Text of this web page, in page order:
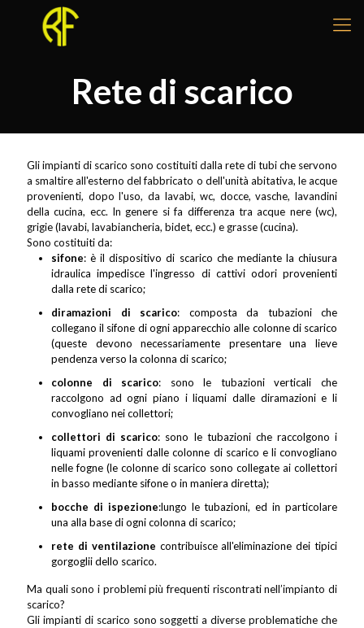
Rete di scarico
Gli impianti di scarico sono costituiti dalla rete di tubi che servono
a smaltire all'esterno del fabbricato o dell'unità abitativa, le acque
provenienti, dopo l'uso, da lavabi, wc, docce, vasche, lavandini
della cucina, ecc. In genere si fa differenza tra acque nere (wc),
grigie (lavabi, lavabiancheria, bidet, ecc.) e grasse (cucina).
Sono costituiti da:
sifone: è il dispositivo di scarico che mediante la chiusura
idraulica impedisce l'ingresso di cattivi odori provenienti
dalla rete di scarico;
diramazioni di scarico: composta da tubazioni che
collegano il sifone di ogni apparecchio alle colonne di scarico
(queste devono necessariamente presentare una lieve
pendenza verso la colonna di scarico;
colonne di scarico: sono le tubazioni verticali che
raccolgono ad ogni piano i liquami dalle diramazioni e li
convogliano nei collettori;
collettori di scarico: sono le tubazioni che raccolgono i
liquami provenienti dalle colonne di scarico e li convogliano
nelle fogne (le colonne di scarico sono collegate ai collettori
in basso mediante sifone o in maniera diretta);
bocche di ispezione:lungo le tubazioni, ed in particolare
una alla base di ogni colonna di scarico;
rete di ventilazione contribuisce all'eliminazione dei tipici
gorgoglii dello scarico.
Ma quali sono i problemi più frequenti riscontrati nell’impianto di
scarico?
Gli impianti di scarico sono soggetti a diverse problematiche che